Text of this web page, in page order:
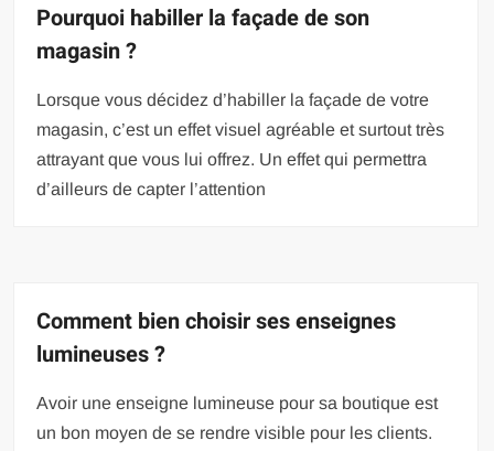
Pourquoi habiller la façade de son
magasin ?
Lorsque vous décidez d’habiller la façade de votre
magasin, c’est un effet visuel agréable et surtout très
attrayant que vous lui offrez. Un effet qui permettra
d’ailleurs de capter l’attention
Comment bien choisir ses enseignes
lumineuses ?
Avoir une enseigne lumineuse pour sa boutique est
un bon moyen de se rendre visible pour les clients.